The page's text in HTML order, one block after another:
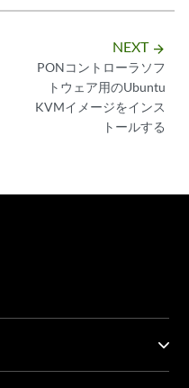
NEXT arrow_forward
PONコントローラソフ
トウェア用のUbuntu
KVMイメージをインス
トールする